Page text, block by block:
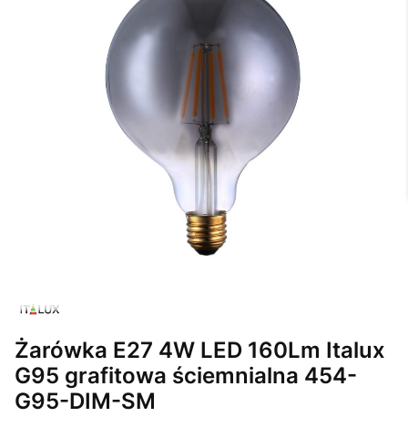
Żarówka E27 4W LED 160Lm Italux
G95 grafitowa ściemnialna 454-
G95-DIM-SM